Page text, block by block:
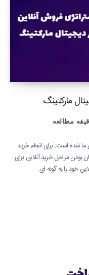
مارکتینگ
مطالعه
شده است. برای انجام خرید
بودن مراحل خرید آنلاین برای
خود را به گونه ای…